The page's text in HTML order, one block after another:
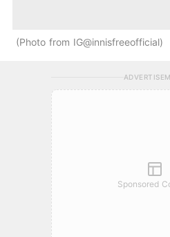
Photo from IG@innisfreeofficial
Sponsored